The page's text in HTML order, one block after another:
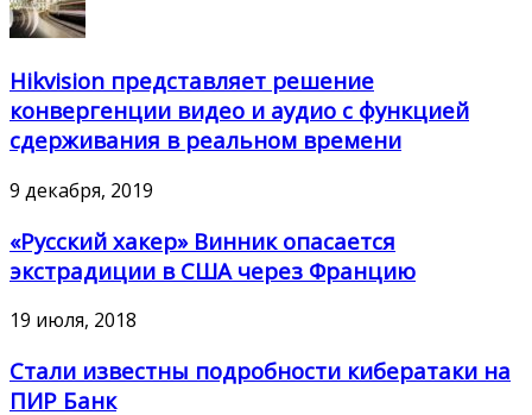
Hikvision представляет решение
конвергенции видео и аудио с функцией
сдерживания в реальном времени
9 декабря, 2019
«Русский хакер» Винник опасается
экстрадиции в США через Францию
19 июля, 2018
Стали известны подробности кибератаки на
ПИР Банк